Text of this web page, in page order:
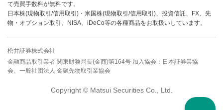
て売買手数料が無料です。
日本株(現物取引/信用取引)・米国株(現物取引/信用取引)、投資信託、FX、先
物・オプション取引、NISA、iDeCo等の各種商品をお取扱いしています。
松井証券株式会社
金融商品取引業者 関東財務局長(金商)第164号 加入協会：日本証券業協
会、一般社団法人 金融先物取引業協会
Copyright © Matsui Securities Co., Ltd.